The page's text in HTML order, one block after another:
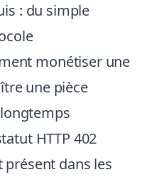
: du simple
monétiser une
une pièce
HTTP 402
présent dans les